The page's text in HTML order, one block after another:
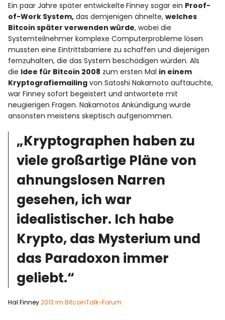
Ein paar Jahre später entwickelte Finney sogar ein Proof-
of-Work System, das demjenigen ähnelte,welches
Bitcoin später verwenden würde, wobei die
Systemteilnehmer komplexe Computerprobleme lösen
mussten eine Eintrittsbarriere zu schaffen und diejenigen
fernzuhalten, die das System beschädigen würden. Als
die Idee für Bitcoin 2008 zum ersten Mal in einem
Kryptografiemailing von Satoshi Nakamoto auftauchte,
war Finney sofort begeistert und antwortete mit
neugierigen Fragen. Nakamotos Ankündigung wurde
ansonsten meistens skeptisch aufgenommen.
„Kryptographen haben zu
viele großartige Pläne von
ahnungslosen Narren
gesehen, ich war
idealistischer. Ich habe
Krypto, das Mysterium und
das Paradoxon immer
geliebt.“
Hal Finney2013 im BitcoinTalk-Forum